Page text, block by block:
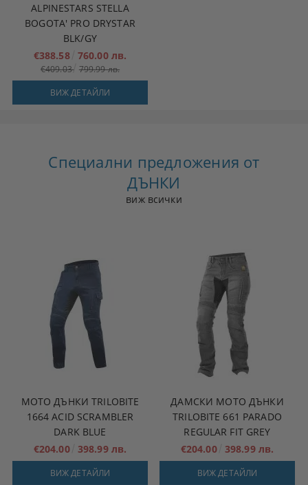
ALPINESTARS STELLA
BOGOTA' PRO DRYSTAR
BLK/GY
€388.58 760.00 лв.
€409.03 799.99 лв.
ВИЖ ДЕТАЙЛИ
Специални предложения от
ДЪНКИ
виж всички
МОТО ДЪНКИ TRILOBITE
1664 ACID SCRAMBLER
DARK BLUE
€204.00 398.99 лв.
ВИЖ ДЕТАЙЛИ
ДАМСКИ МОТО ДЪНКИ
TRILOBITE 661 PARADO
REGULAR FIT GREY
€204.00 398.99 лв.
ВИЖ ДЕТАЙЛИ